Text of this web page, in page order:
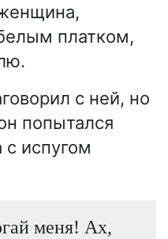
платком,
с ней, но
попытался
с испугом
меня! Ах,